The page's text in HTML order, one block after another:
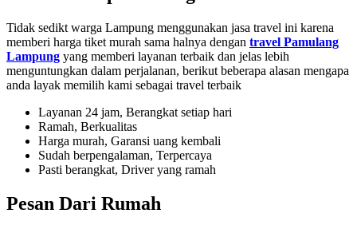
Tidak sedikt warga Lampung menggunakan jasa travel ini karena
memberi harga tiket murah sama halnya dengan travel Pamulang
Lampung yang memberi layanan terbaik dan jelas lebih
menguntungkan dalam perjalanan, berikut beberapa alasan mengapa
anda layak memilih kami sebagai travel terbaik
Layanan 24 jam, Berangkat setiap hari
Ramah, Berkualitas
Harga murah, Garansi uang kembali
Sudah berpengalaman, Terpercaya
Pasti berangkat, Driver yang ramah
Pesan Dari Rumah